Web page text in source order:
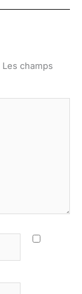
Les champs